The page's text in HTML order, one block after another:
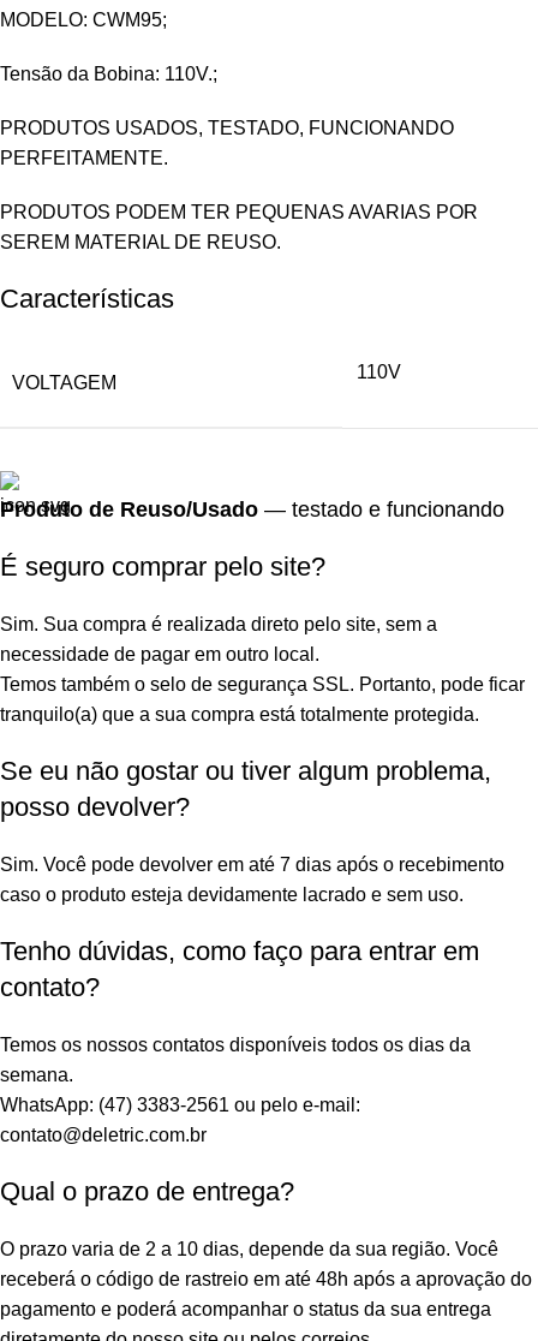
MODELO: CWM95;
Tensão da Bobina: 110V.;
PRODUTOS USADOS, TESTADO, FUNCIONANDO
PERFEITAMENTE.
PRODUTOS PODEM TER PEQUENAS AVARIAS POR
SEREM MATERIAL DE REUSO.
Características
VOLTAGEM
110V
Produto de Reuso/Usado — testado e funcionando
É seguro comprar pelo site?
Sim. Sua compra é realizada direto pelo site, sem a
necessidade de pagar em outro local.
Temos também o selo de segurança SSL. Portanto, pode ficar
tranquilo(a) que a sua compra está totalmente protegida.
Se eu não gostar ou tiver algum problema,
posso devolver?
Sim. Você pode devolver em até 7 dias após o recebimento
caso o produto esteja devidamente lacrado e sem uso.
Tenho dúvidas, como faço para entrar em
contato?
Temos os nossos contatos disponíveis todos os dias da
semana.
WhatsApp: (47) 3383-2561 ou pelo e-mail:
contato@deletric.com.br
Qual o prazo de entrega?
O prazo varia de 2 a 10 dias, depende da sua região. Você
receberá o código de rastreio em até 48h após a aprovação do
pagamento e poderá acompanhar o status da sua entrega